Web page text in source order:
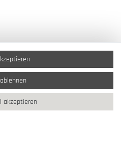
akzeptieren